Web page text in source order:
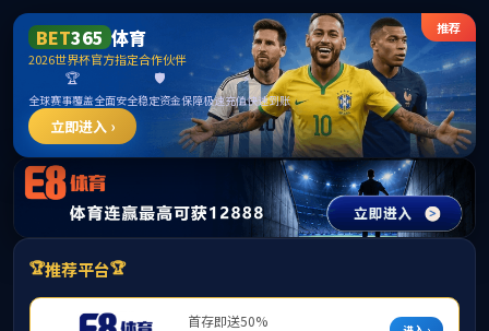
中国·yl1111永利(集团)有限公司-Official Website